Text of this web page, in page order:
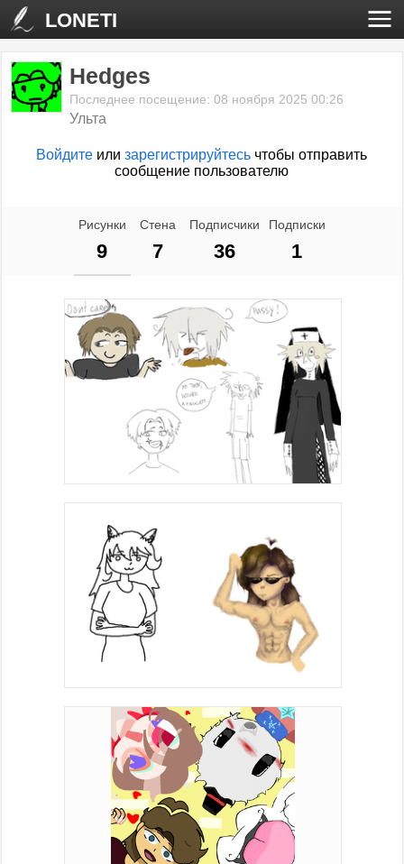
LONETI
Hedges
Последнее посещение: 08 ноября 2025 00:26
Ульта
Войдите илизарегистрируйтесь чтобы отправить
сообщение пользователю
Рисунки
9
Стена
7
Подписчики
36
Подписки
1